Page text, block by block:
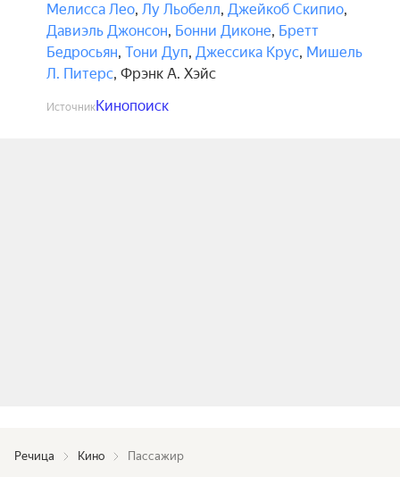
Мелисса Лео, Лу Льобелл, Джейкоб Скипио,
Давиэль Джонсон, Бонни Диконе, Бретт
Бедросьян, Тони Дуп, Джессика Крус, Мишель
Л. Питерс, Фрэнк А. Хэйс
ИсточникКинопоиск
Речица Кино Пассажир